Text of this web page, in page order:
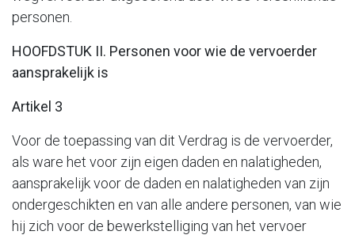
personen.
HOOFDSTUK II. Personen voor wie de vervoerder
aansprakelijk is
Artikel 3
Voor de toepassing van dit Verdrag is de vervoerder,
als ware het voor zijn eigen daden en nalatigheden,
aansprakelijk voor de daden en nalatigheden van zijn
ondergeschikten en van alle andere personen, van wie
hij zich voor de bewerkstelliging van het vervoer